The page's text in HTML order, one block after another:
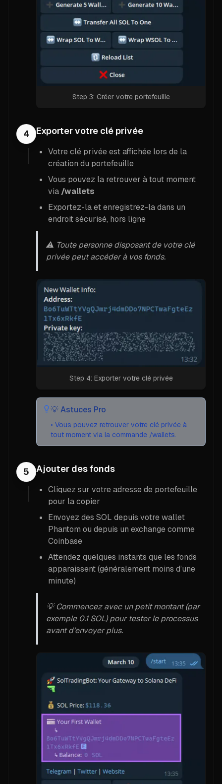
Step 3: Créer votre portefeuille
4 Exporter votre clé privée
Votre clé privée est affichée lors de la
création du portefeuille
Vous pouvez la retrouver à tout moment
via /wallets
Exportez-la et enregistrez-la dans un
endroit sécurisé, hors ligne
⚠️ Toute personne disposant de votre clé
privée peut accéder à vos fonds.
Step 4: Exporter votre clé privée
💡Astuces Pro
• Vous pouvez retrouver votre clé privée à
tout moment via la commande /wallets.
5 Ajouter des fonds
Cliquez sur votre adresse de portefeuille
pour la copier
Envoyez des SOL depuis votre wallet
Phantom ou depuis un exchange comme
Coinbase
Attendez quelques instants que les fonds
apparaissent (généralement moins d’une
minute)
💡 Commencez avec un petit montant (par
exemple 0.1 SOL) pour tester le processus
avant d’envoyer plus.